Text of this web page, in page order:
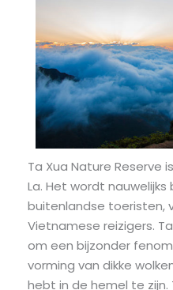
Ta Xua Nature Reserve
La. Het wordt
buitenlandse toeristen,
Vietnamese reizigers.
om een ​​bijzonder
vorming van dikke
hebt in de hemel te zijn.